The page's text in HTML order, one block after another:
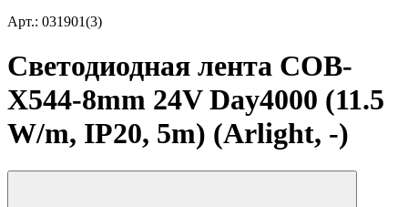
Арт.: 031901(3)
Светодиодная лента COB-
X544-8mm 24V Day4000 (11.5
W/m, IP20, 5m) (Arlight, -)